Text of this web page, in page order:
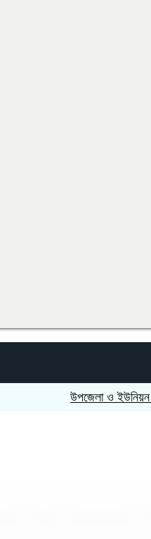
উপজেলা ও ইউনিয়ন পরিষদ